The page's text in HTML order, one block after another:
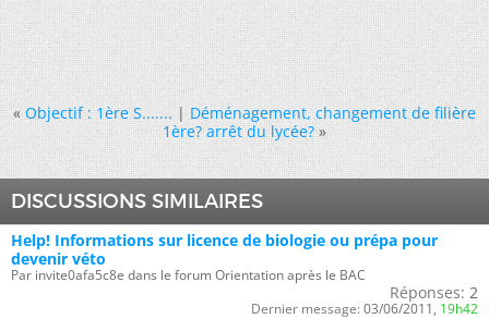
« Objectif : 1ère S.......|Déménagement, changement de filière
1ère? arrêt du lycée? »
DISCUSSIONS SIMILAIRES
Help! Informations sur licence de biologie ou prépa pour
devenir véto
Par invite0afa5c8e dans le forum Orientation après le BAC
Réponses: 2
Dernier message: 03/06/2011, 19h42